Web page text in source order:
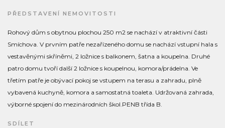
PŘEDSTAVENÍ NEMOVITOSTI
Rohový dům s obytnou plochou 250 m2 se nachází v atraktivní části
Smíchova. V prvním patře nezařízeného domu se nachází vstupní hala s
vestavěnými skříněmi, 2 ložnice s balkonem, šatna a koupelna. Druhé
patro domu tvoří další 2 ložnice s koupelnou, komora/prádelna. Ve
třetím patře je obývací pokoj se vstupem na terasu a zahradu, plně
vybavená kuchyně, komora a samostatná toaleta. Udržovaná zahrada,
výborné spojení do mezinárodních škol.PENB třída B.
SDÍLET